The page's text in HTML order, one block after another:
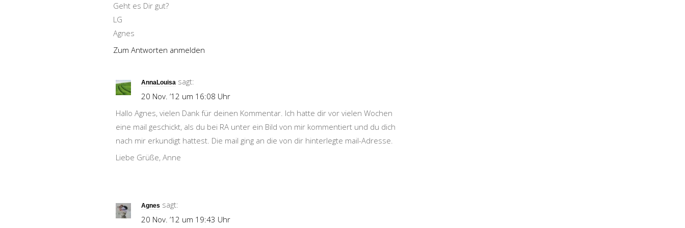
Geht es Dir gut?
LG
Agnes
Zum Antworten anmelden
AnnaLouisa sagt:
20 Nov. ’12 um 16:08 Uhr
Hallo Agnes, vielen Dank für deinen Kommentar. Ich hatte dir vor vielen Wochen
eine mail geschickt, als du bei RA unter ein Bild von mir kommentiert und du dich
nach mir erkundigt hattest. Die mail ging an die von dir hinterlegte mail-Adresse.
Liebe Grüße, Anne
Agnes sagt:
20 Nov. ’12 um 19:43 Uhr